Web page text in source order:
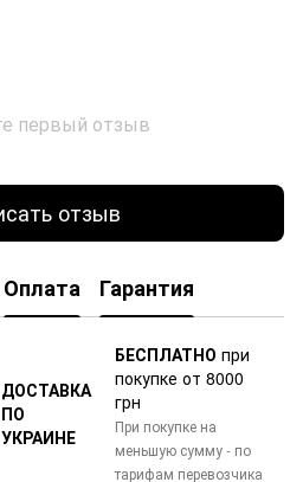
первый отзыв
отзыв
Оплата Гарантия
ДОСТАВКА
ПО
УКРАИНЕ
БЕСПЛАТНО при
покупке от 8000
грн
При покупке на
меньшую сумму - по
тарифам перевозчика